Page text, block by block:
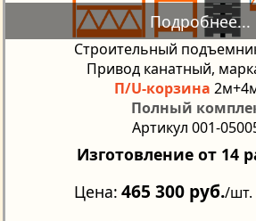
Строительный
Привод канатный,
П/U-корзина
Полный
Артикул 001-
Изготовление от 14
Цена 465 300 руб./шт.